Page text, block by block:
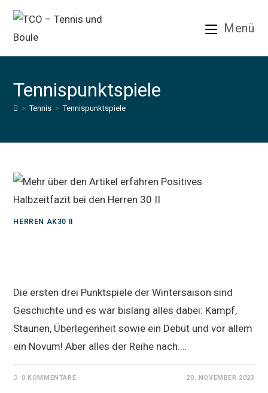
Inhalt
springen
Menü
Tennispunktspiele
> Tennis > Tennispunktspiele
HERREN AK30 II
Die ersten drei Punktspiele der Wintersaison sind
Geschichte und es war bislang alles dabei: Kampf,
Staunen, Überlegenheit sowie ein Debüt und vor allem
ein Novum! Aber alles der Reihe nach.…
0 KOMMENTARE 20. NOVEMBER 2023